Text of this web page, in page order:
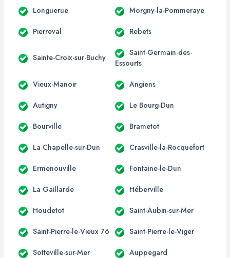
Longuerue Morgny-la-Pommeraye
Pierreval Rebets
Sainte-Croix-sur-Buchy
Saint-Germain-des-
Essourts
Vieux-Manoir Angiens
Autigny Le Bourg-Dun
Bourville Brametot
La Chapelle-sur-Dun Crasville-la-Rocquefort
Ermenouville Fontaine-le-Dun
La Gaillarde Héberville
Houdetot Saint-Aubin-sur-Mer
Saint-Pierre-le-Vieux 76 Saint-Pierre-le-Viger
Sotteville-sur-Mer Auppegard